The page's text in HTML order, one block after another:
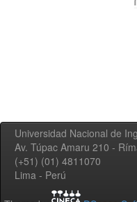
Universidad Nacional de
Av. Túpac Amaru 210 -
(+51) (01) 4811070
Lima - Perú